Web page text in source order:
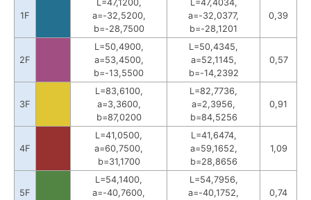
1F
L=47,1200,
a=-32,5200,
b=-28,7500
L=47,4034,
a=-32,0377,
b=-28,1201
0,39
2F
L=50,4900,
a=53,4500,
b=-13,5500
L=50,4345,
a=52,1145,
b=-14,2392
0,57
3F
L=83,6100,
a=3,3600,
b=87,0200
L=82,7736,
a=2,3956,
b=84,5256
0,91
4F
L=41,0500,
a=60,7500,
b=31,1700
L=41,6474,
a=59,1652,
b=28,8656
1,09
5F
L=54,1400,
a=-40,7600,
L=54,7956,
a=-40,1752,
0,74